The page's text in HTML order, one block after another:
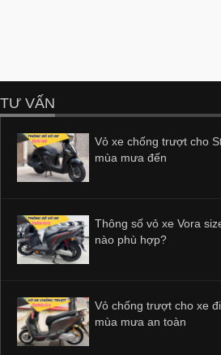
TƯ VẤN
Vỏ xe chống trượt cho
mùa mưa đến
Thông số vỏ xe Vora
nào phù hợp?
Vỏ chống trượt cho xe
mùa mưa an toàn